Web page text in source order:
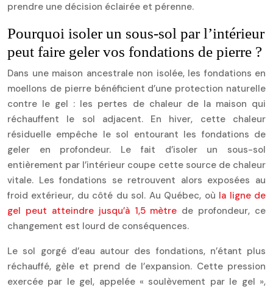
prendre une décision éclairée et pérenne.
Pourquoi isoler un sous-sol par l’intérieur
peut faire geler vos fondations de pierre ?
Dans une maison ancestrale non isolée, les fondations en
moellons de pierre bénéficient d’une protection naturelle
contre le gel : les pertes de chaleur de la maison qui
réchauffent le sol adjacent. En hiver, cette chaleur
résiduelle empêche le sol entourant les fondations de
geler en profondeur. Le fait d’isoler un sous-sol
entièrement par l’intérieur coupe cette source de chaleur
vitale. Les fondations se retrouvent alors exposées au
froid extérieur, du côté du sol. Au Québec, où la ligne de
gel peut atteindre jusqu’à 1,5 mètre de profondeur, ce
changement est lourd de conséquences.
Le sol gorgé d’eau autour des fondations, n’étant plus
réchauffé, gèle et prend de l’expansion. Cette pression
exercée par le gel, appelée « soulèvement par le gel »,